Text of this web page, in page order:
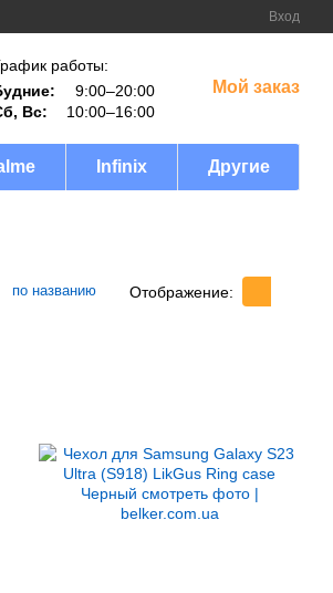
Вход
работы:
9:00–20:00
Вс:
10:00–16:00
Мой заказ
Infinix Другие
по названию Отображение: